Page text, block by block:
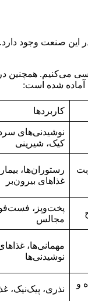
این صنعت وجود
همچنین در
آماده شده است:
کاربردها
نوشیدنی‌های
کیک، شیرینی
رستوران‌ها،
غذاهای بیرون‌بر
پخت‌وپز،
مجالس
مهمانی‌ها،
نوشیدنی‌ها
و
نذری، پیک‌نیک،